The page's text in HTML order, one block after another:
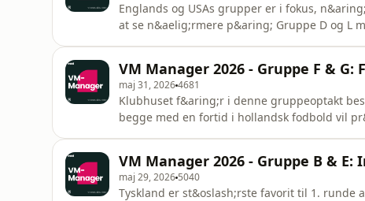
Englands og USAs grupper er i fokus,
at se n&aelig;rmere p&aring; Gruppe D og L
masser af m&aring;l for H
VM Manager 2026 - Gruppe F & G:
maj 31, 20264681
Klubhuset f&aring;r i denne gruppeoptakt
begge med en fortid i hollandsk fodbold vil
Holland stor
VM Manager 2026 - Gruppe B &
maj 29, 2026 5040
Tyskland er st&oslash;rste favorit til 1. runde